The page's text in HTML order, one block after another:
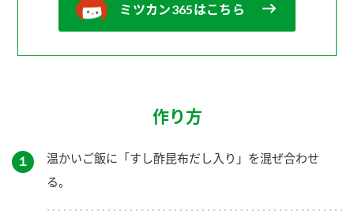
ミツカン365はこちら
作り方
１
温かいご飯に「すし酢昆布だし入り」を混ぜ合わせ
る。